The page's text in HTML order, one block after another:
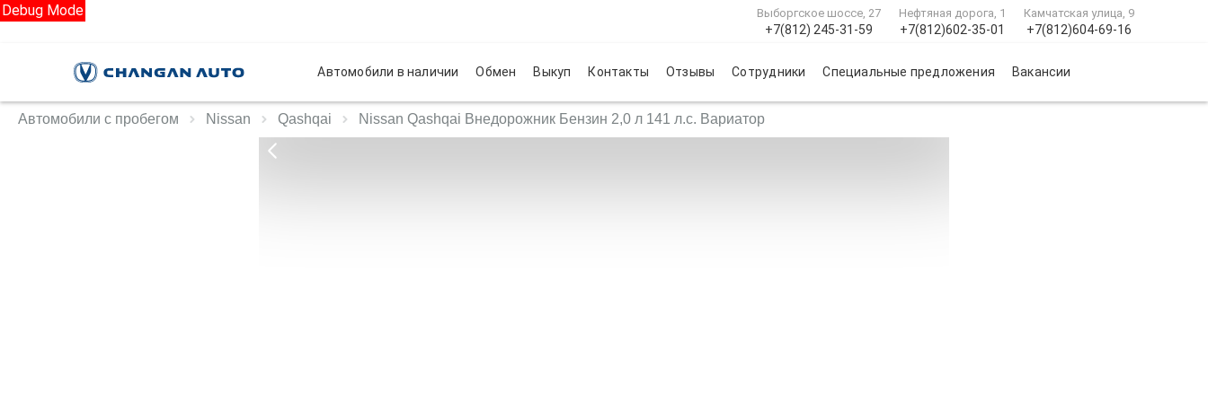
Debug Mode
+7(812) 245-31-59
Выборгское шоссе, 27
+7(812)602-35-01
Нефтяная дорога, 1
+7(812)604-69-16
Камчатская улица, 9
Автомобили в наличии Обмен Выкуп Контакты Отзывы Сотрудники Специальные предложения Вакансии
Автомобили с пробегом Nissan Qashqai Nissan Qashqai Внедорожник Бензин 2,0 л 141 л.с. Вариатор